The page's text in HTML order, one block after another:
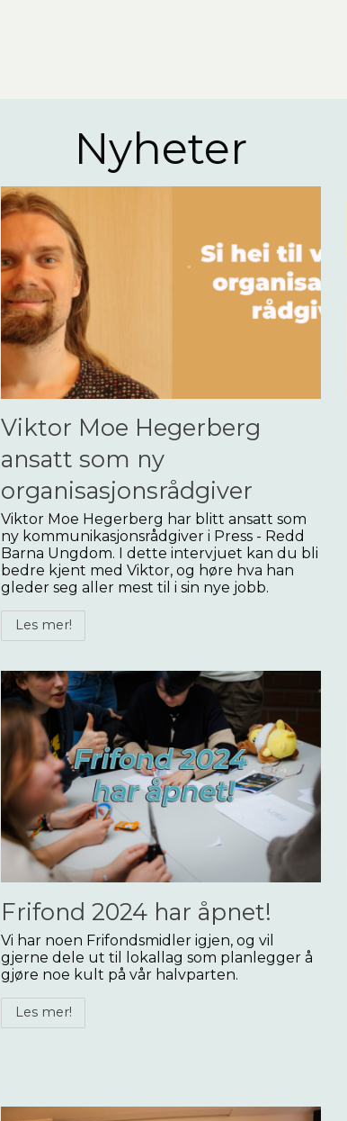
Nyheter
Viktor Moe Hegerberg
ansatt som ny
organisasjonsrådgiver
Viktor Moe Hegerberg har blitt ansatt som
ny kommunikasjonsrådgiver i Press - Redd
Barna Ungdom. I dette intervjuet kan du bli
bedre kjent med Viktor, og høre hva han
gleder seg aller mest til i sin nye jobb.
Les mer!
Frifond 2024 har åpnet!
Vi har noen Frifondsmidler igjen, og vil
gjerne dele ut til lokallag som planlegger å
gjøre noe kult på vår halvparten.
Les mer!